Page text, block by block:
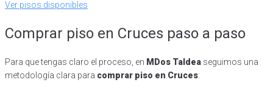
Ver pisos disponibles
Comprar piso en Cruces paso a paso
Para que tengas claro el proceso, en MDos Taldea seguimos una
metodología clara para comprar piso en Cruces: